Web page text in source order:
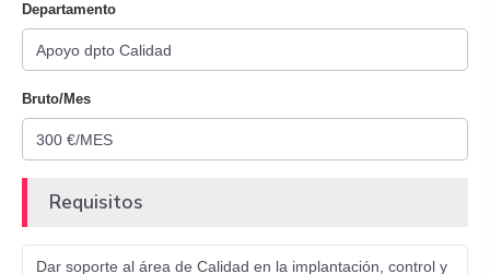
Departamento
Bruto/Mes
Requisitos
Dar soporte al área de Calidad en la implantación, control y